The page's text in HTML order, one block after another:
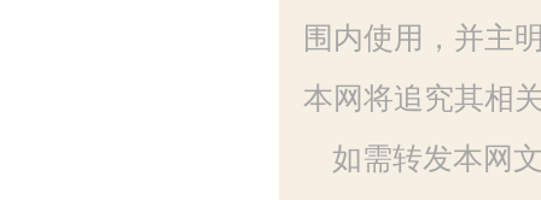
围内使用，并主
本网将追究其相
如需转发本网